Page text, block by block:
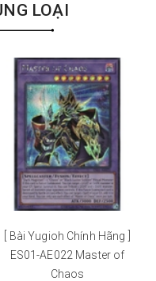
LOẠI
[ Bài Yugioh Chính Hãng ]
ES01-AE022 Master of
Chaos